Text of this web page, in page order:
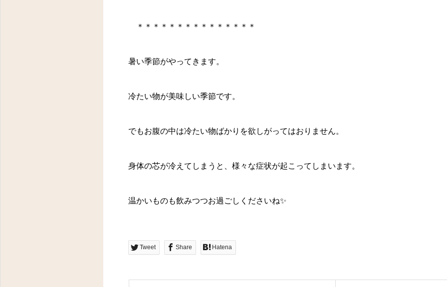
＊＊＊＊＊＊＊＊＊＊＊＊＊＊＊
暑い季節がやってきます。
冷たい物が美味しい季節です。
でもお腹の中は冷たい物ばかりを欲しがってはおりません。
身体の芯が冷えてしまうと、様々な症状が起こってしまいます。
温かいものも飲みつつお過ごしくださいね✨
Tweet Share Hatena